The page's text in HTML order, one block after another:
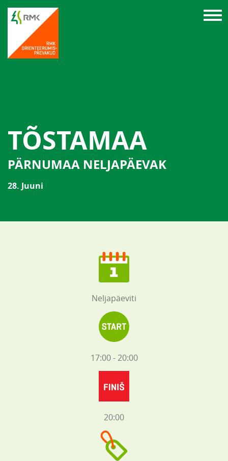
TÕSTAMAA
PÄRNUMAA NELJAPÄEVAK
28. Juuni
Neljapäeviti
17:00 - 20:00
20:00